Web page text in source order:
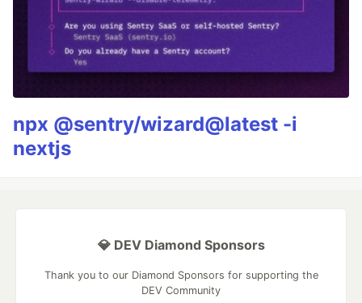
npx @sentry/wizard@latest -i
nextjs
💎 DEV Diamond Sponsors
Thank you to our Diamond Sponsors for supporting the
DEV Community